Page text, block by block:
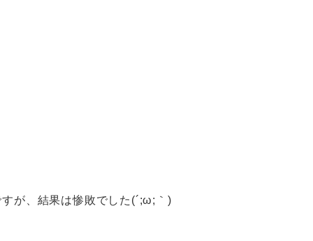
が、結果は惨敗でした(´;ω;｀)